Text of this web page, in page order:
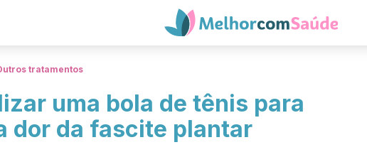
tratamentos
uma bola de tênis para
dor da fascite plantar